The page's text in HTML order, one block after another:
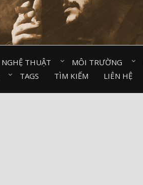
NGHỆ THUẬT⠀ MÔI TRƯỜNG⠀
TAGS TÌM KIẾM LIÊN HỆ